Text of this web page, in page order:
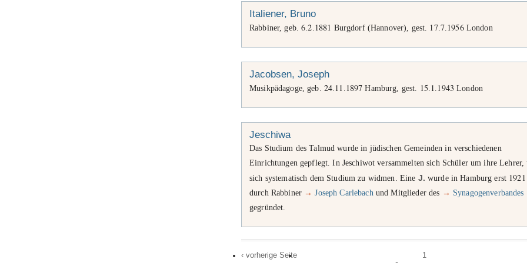
Italiener, Bruno
Rabbiner, geb.6 .2 1881 Burgdorf (Hannover), gest. 17. 7. 1956London
Jacobsen, Joseph
Musikpädagoge, geb. 24 11 1897 Hamburg, gest. 15. 1 1943London
Jeschiwa
Das Studium des Talmud wurde in jüdischen Gemeinden in verschiedenen
Einrichtungen gepflegt. In Jeschiwot versammelten sich Schüler um ihre Lehrer,
sich systematisch dem Studium zu widmen. Eine J. wurde in Hamburg erst 1921
durch Rabbiner → Joseph Carlebach und Mitglieder des → Synagogenverbandes
gegründet.
‹ vorherige Seite
1